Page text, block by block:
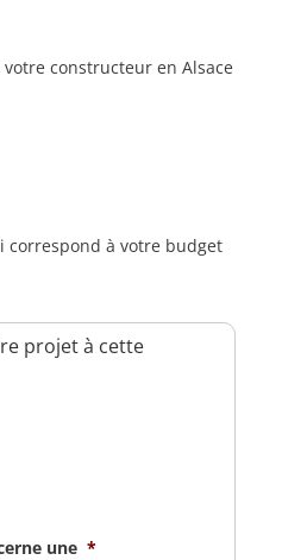
votre constructeur en Alsace
correspond à votre budget
projet à cette
une *